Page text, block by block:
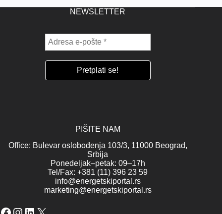
NEWSLETTER
PIŠITE NAM
Office: Bulevar oslobođenja 103/3, 11000 Beograd,
Srbija
Ponedeljak–petak: 09–17h
Tel/Fax: +381 (11) 396 23 59
info@energetskiportal.rs
marketing@energetskiportal.rs